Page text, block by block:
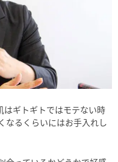
はギトギトではモテない時
なるくらいにはお手入れし